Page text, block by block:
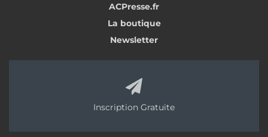
ACPresse.fr
La boutique
Newsletter
Inscription Gratuite